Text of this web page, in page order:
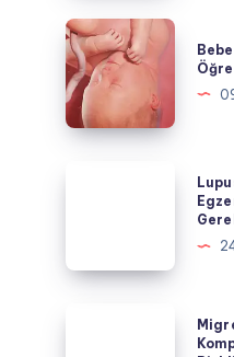
Bebekler
Anne
Karnında
Tatları
Öğreniyor
Beslenme,